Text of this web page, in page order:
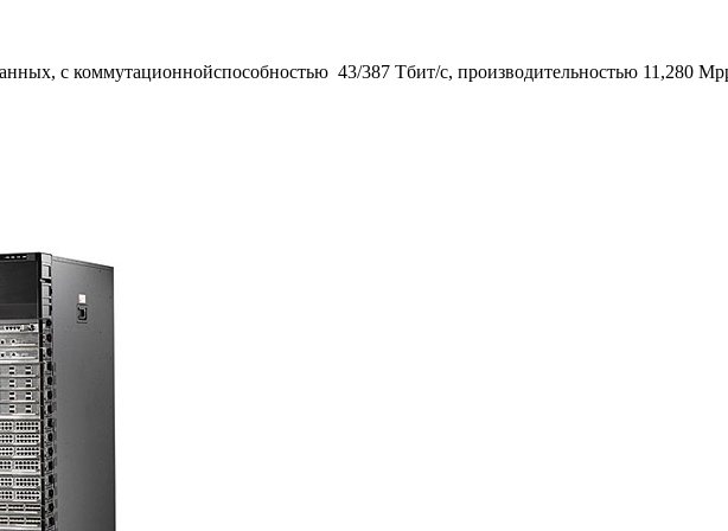
с коммутационнойспособностью 43/387 Тбит/с, производительностью 11,280